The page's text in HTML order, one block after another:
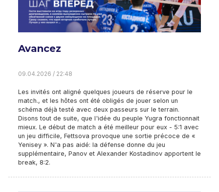
Avancez
09.04.2026 / 22:48
Les invités ont aligné quelques joueurs de réserve pour le
match., et les hôtes ont été obligés de jouer selon un
schéma déjà testé avec deux passeurs sur le terrain.
Disons tout de suite, que l'idée du peuple Yugra fonctionnait
mieux. Le début de match a été meilleur pour eux - 5:1 avec
un jeu difficile, Fettsova provoque une sortie précoce de «
Yenisey ». N'a pas aidé: la défense donne du jeu
supplémentaire, Panov et Alexander Kostadinov apportent le
break, 8:2.